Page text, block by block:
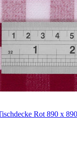
Rot 890 x